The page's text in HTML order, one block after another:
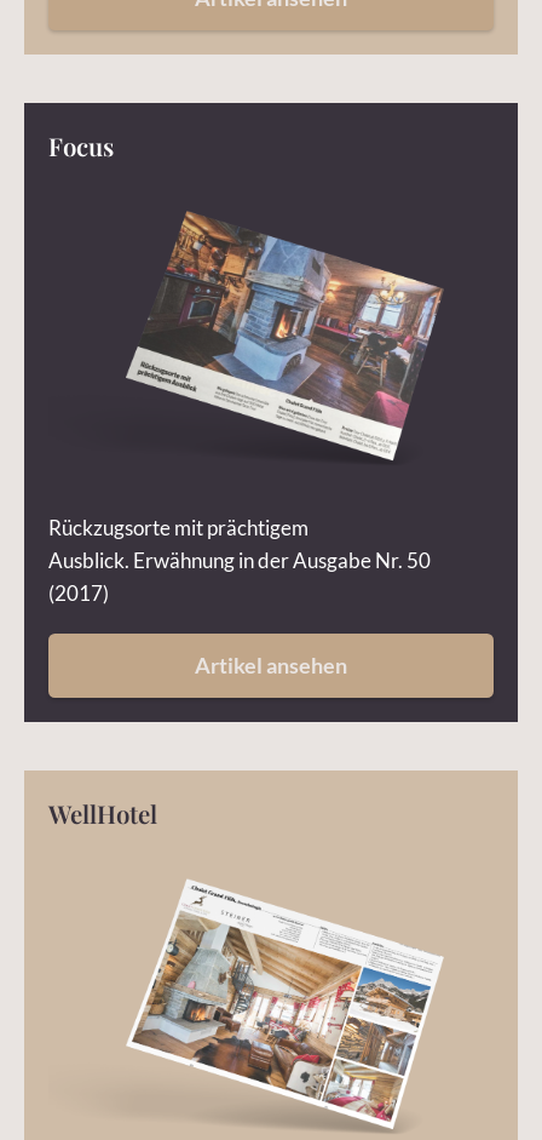
Focus
Rückzugsorte mit prächtigem
Ausblick. Erwähnung in der Ausgabe Nr. 50
(2017)
Artikel ansehen
WellHotel